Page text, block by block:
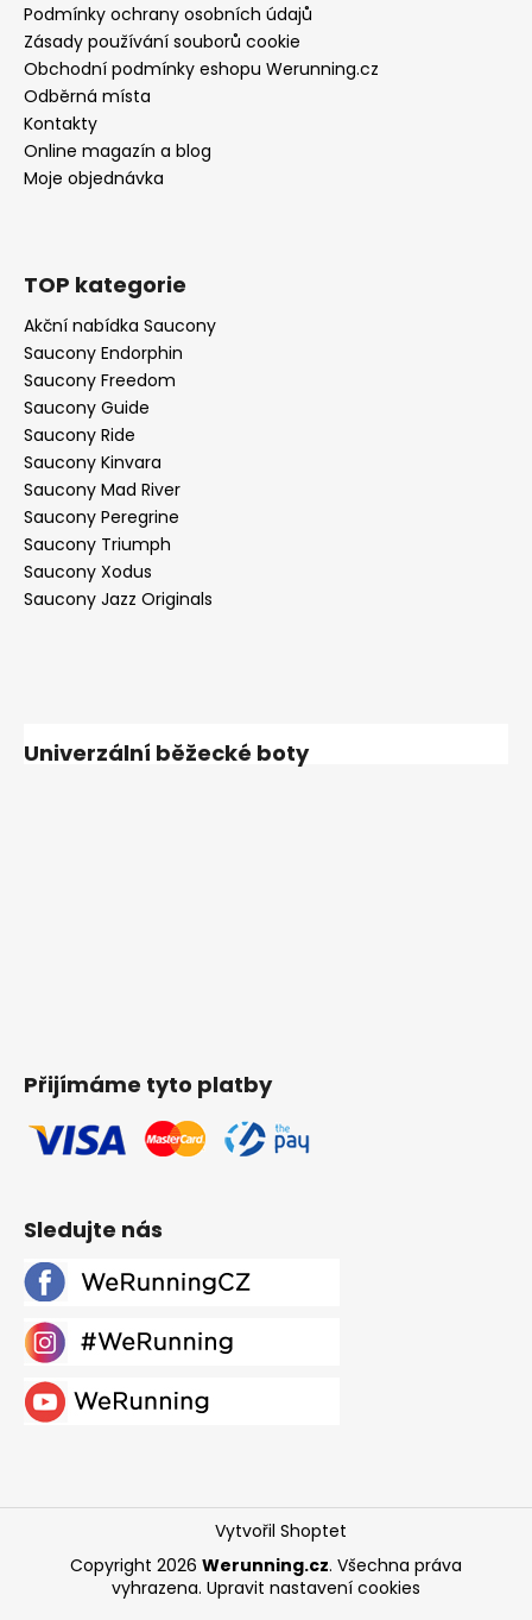
Podmínky ochrany osobních údajů
Zásady používání souborů cookie
Obchodní podmínky eshopu Werunning.cz
Odběrná místa
Kontakty
Online magazín a blog
Moje objednávka
TOP kategorie
Akční nabídka Saucony
Saucony Endorphin
Saucony Freedom
Saucony Guide
Saucony Ride
Saucony Kinvara
Saucony Mad River
Saucony Peregrine
Saucony Triumph
Saucony Xodus
Saucony Jazz Originals
Univerzální běžecké boty
Přijímáme tyto platby
Sledujte nás
Vytvořil Shoptet
Copyright 2026 Werunning.cz. Všechna práva
vyhrazena. Upravit nastavení cookies